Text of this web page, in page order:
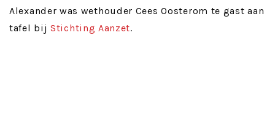
Alexander was wethouder Cees Oosterom te gast aan
tafel bij Stichting Aanzet.